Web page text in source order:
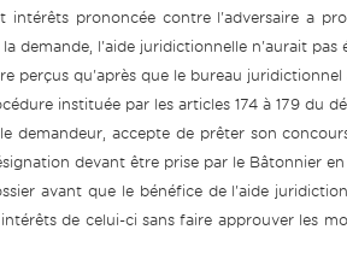
intérêts prononcée contre l'adversaire a
demande, l'aide juridictionnelle n'aurait pas
perçus qu'après que le bureau
instituée par les articles 174 à 179 du
demandeur, accepte de prêter son
devant être prise par le Bâtonnier
avant que le bénéfice de l'aide
de celui-ci sans faire approuver les